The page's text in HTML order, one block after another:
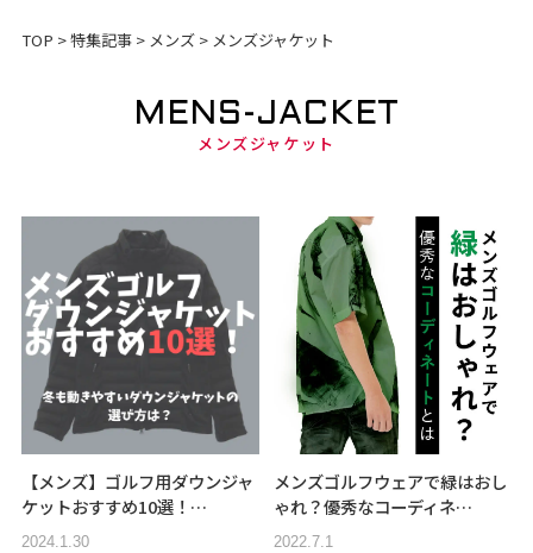
TOP >特集記事> メンズ> メンズジャケット
MENS-JACKET
メンズジャケット
【メンズ】ゴルフ用ダウンジャ
ケットおすすめ10選！…
2024.1.30
メンズゴルフウェアで緑はおし
ゃれ？優秀なコーディネ…
2022.7.1